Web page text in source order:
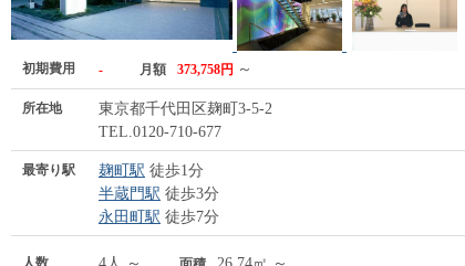
初期費用 - 月額 373,758円 ～
所在地
東京都千代田区麹町3-5-2
TEL.0120-710-677
最寄り駅 麹町駅 徒歩1分
半蔵門駅 徒歩3分
永田町駅 徒歩7分
人数